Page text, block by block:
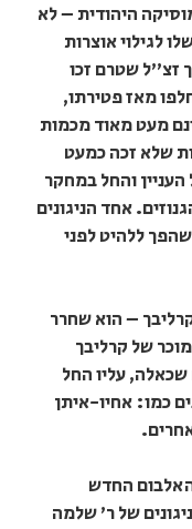
היהודית – לא
לגילוי אוצרות
זצ"ל שטרם זכו
מאז פטירתו,
מעט מאוד מכמות
שלא זכה כמעט
והחל במחקר
אחד הניגונים
ללהיט לפני
לשנה, ביארצייט ה-18 של קרליבך – הוא שחרר
של קרליבך
שכאלה, עליו החל
כמו: אחיו-איתן
החדש
להכיל 11 שירים וניגונים של ר' שלמה